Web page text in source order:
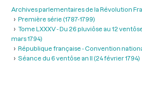
Archives parlementaires de la Révolution
Première série (1787-1799)
Tome LXXXV - Du 26 pluviôse au 12
mars 1794)
République française - Convention
Séance du 6 ventôse an II (24 février 1794)